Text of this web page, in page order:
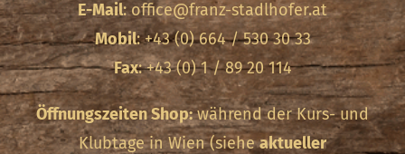
E-Mail:office@franz-stadlhofer.at
Mobil: +43 (0) 664 / 530 30 33
Fax: +43 (0) 1 / 89 20 114
Öffnungszeiten Shop:während der Kurs- und
Klubtage in Wien (sieheaktueller